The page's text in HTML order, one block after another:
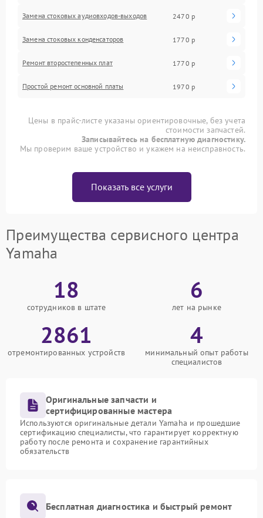
Замена стоковых аудиовходов-выходов 2470 р
Замена стоковых конденсаторов 1770 р
Ремонт второстепенных плат 1770 р
Простой ремонт основной платы 1970 р
Цены в прайс-листе указаны ориентировочные, без учета
стоимости запчастей.
Записывайтесь на бесплатную диагностику.
Мы проверим ваше устройство и укажем на неисправность.
Показать все услуги
Преимущества сервисного центра
Yamaha
18
сотрудников в штате
6
лет на рынке
2861
отремонтированных устройств
4
минимальный опыт работы
специалистов
Оригинальные запчасти и
сертифицированные мастера
Используются оригинальные детали Yamaha и прошедшие
сертификацию специалисты, что гарантирует корректную
работу после ремонта и сохранение гарантийных
обязательств
Бесплатная диагностика и быстрый ремонт